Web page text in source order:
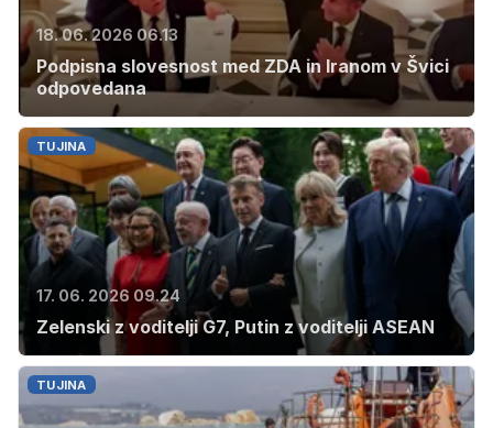
18. 06. 2026 06.13
Podpisna slovesnost med ZDA in Iranom v Švici
odpovedana
TUJINA
17. 06. 2026 09.24
Zelenski z voditelji G7, Putin z voditelji ASEAN
TUJINA